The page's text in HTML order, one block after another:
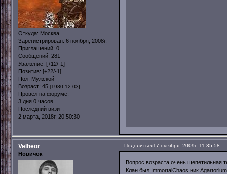
Откуда: Москва
Зарегистрирован: 6 ноября, 2008г.
Приглашений: 0
Сообщений: 281
Уважение: [+12/-1]
Позитив: [+22/-1]
Пол: Мужской
Возраст: 45 [1980-12-03]
Провел на форуме:
3 дня 0 часов
Последний визит:
2 марта, 2018г. 20:50:30
Поделиться17 октября, 2009г. 11:35:58
Velheor
Новичок
Вопрос возраста очень щепетильная
Клан был ImmortalChaos ник Agartorium